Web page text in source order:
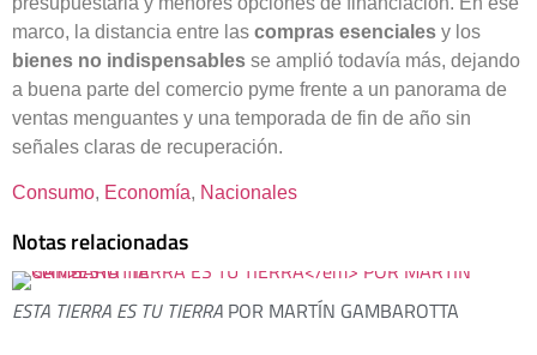
marco, la distancia entre las compras esenciales y los
bienes no indispensables se amplió todavía más, dejando
a buena parte del comercio pyme frente a un panorama de
ventas menguantes y una temporada de fin de año sin
señales claras de recuperación.
Consumo, Economía, Nacionales
Notas relacionadas
ESTA TIERRA ES TU TIERRA POR MARTÍN GAMBAROTTA